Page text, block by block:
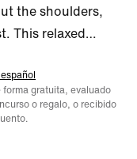
the shoulders,
This relaxed …
forma gratuita, evaluado
o regalo, o recibido